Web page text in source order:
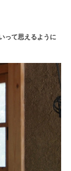
って思えるように